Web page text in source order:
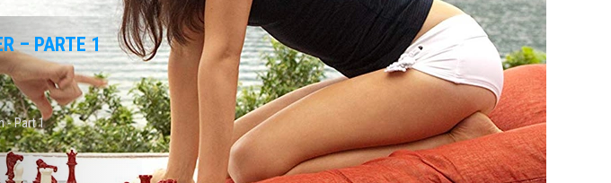
– PARTE 1
- Part 1